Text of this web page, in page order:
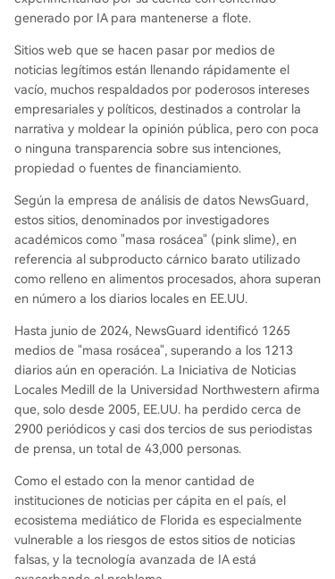
generado por IA para mantenerse a flote.
Sitios web que se hacen pasar por medios de
noticias legítimos están llenando rápidamente el
vacío, muchos respaldados por poderosos intereses
empresariales y políticos, destinados a controlar la
narrativa y moldear la opinión pública, pero con poca
o ninguna transparencia sobre sus intenciones,
propiedad o fuentes de financiamiento.
Según la empresa de análisis de datos NewsGuard,
estos sitios, denominados por investigadores
académicos como "masa rosácea" (pink slime), en
referencia al subproducto cárnico barato utilizado
como relleno en alimentos procesados, ahora superan
en número a los diarios locales en EE.UU.
Hasta junio de 2024, NewsGuard identificó 1265
medios de "masa rosácea", superando a los 1213
diarios aún en operación. La Iniciativa de Noticias
Locales Medill de la Universidad Northwestern afirma
que, solo desde 2005, EE.UU. ha perdido cerca de
2900 periódicos y casi dos tercios de sus periodistas
de prensa, un total de 43,000 personas.
Como el estado con la menor cantidad de
instituciones de noticias per cápita en el país, el
ecosistema mediático de Florida es especialmente
vulnerable a los riesgos de estos sitios de noticias
falsas, y la tecnología avanzada de IA está